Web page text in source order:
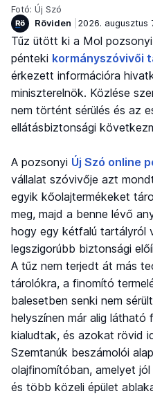
Fotó: Új Szó
Röviden
2026. augusztus
Tűz ütött ki a Mol
pénteki kormányszóvivői
érkezett információra
miniszterelnök. Közlése
nem történt sérülés és az
ellátásbiztonsági
A pozsonyi Új Szó online
vállalat szóvivője azt
egyik kőolajtermékeket
meg, majd a benne lévő
hogy egy kétfalú tartályról
legszigorúbb biztonsági
A tűz nem terjedt át más
tárolókra, a finomító
balesetben senki nem
helyszínen már alig látható
kialudtak, és azokat rövid
Szemtanúk beszámolói
olajfinomítóban, amelyet
és több közeli épület